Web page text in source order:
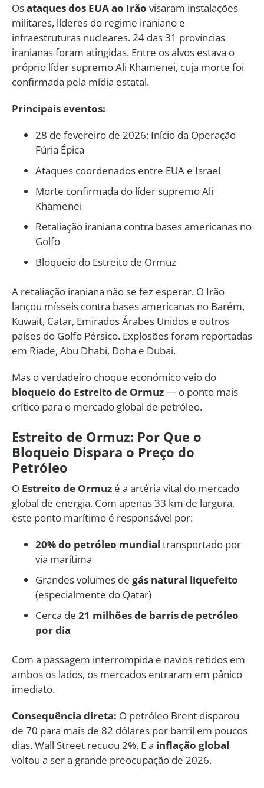
Osataques dos EUA ao Irão visaram instalações
militares, líderes do regime iraniano e
infraestruturas nucleares. 24 das 31 províncias
iranianas foram atingidas. Entre os alvos estava o
próprio líder supremo Ali Khamenei, cuja morte foi
confirmada pela mídia estatal.
Principais eventos:
28 de fevereiro de 2026: Início da Operação
Fúria Épica
Ataques coordenados entre EUA e Israel
Morte confirmada do líder supremo Ali
Khamenei
Retaliação iraniana contra bases americanas no
Golfo
Bloqueio do Estreito de Ormuz
A retaliação iraniana não se fez esperar. O Irão
lançou mísseis contra bases americanas no Barém,
Kuwait, Catar, Emirados Árabes Unidos e outros
países do Golfo Pérsico. Explosões foram reportadas
em Riade, Abu Dhabi, Doha e Dubai.
Mas o verdadeiro choque económico veio do
bloqueio do Estreito de Ormuz— o ponto mais
crítico para o mercado global de petróleo.
Estreito de Ormuz: Por Que o
Bloqueio Dispara o Preço do
Petróleo
O Estreito de Ormuz é a artéria vital do mercado
global de energia. Com apenas 33 km de largura,
este ponto marítimo é responsável por:
20% do petróleo mundial transportado por
via marítima
Grandes volumes de gás natural liquefeito
(especialmente do Qatar)
Cerca de 21 milhões de barris de petróleo
por dia
Com a passagem interrompida e navios retidos em
ambos os lados, os mercados entraram em pânico
imediato.
Consequência direta: O petróleo Brent disparou
de 70 para mais de 82 dólares por barril em poucos
dias. Wall Street recuou 2%. E a inflação global
voltou a ser a grande preocupação de 2026.